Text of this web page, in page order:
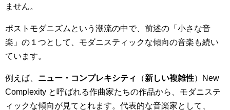
ません。
ポストモダニズムという潮流の中で、前述の「小さな音
楽」の１つとして、モダニスティックな傾向の音楽も続い
ています。
例えば、 ニュー・コンプレキシティ （新しい複雑性）New
Complexity と呼ばれる作曲家たちの作品から、モダニステ
ィックな傾向が見てとれます。代表的な音楽家として、